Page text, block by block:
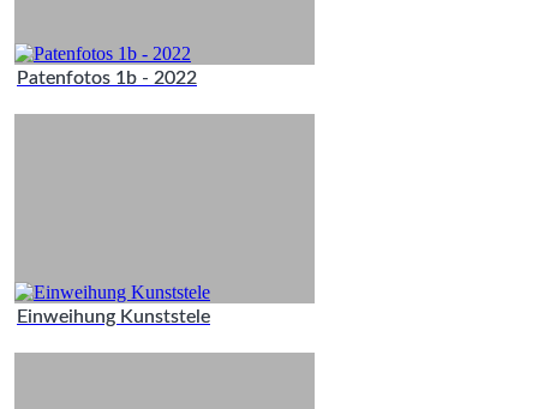
Patenfotos 1b - 2022
Einweihung Kunststele